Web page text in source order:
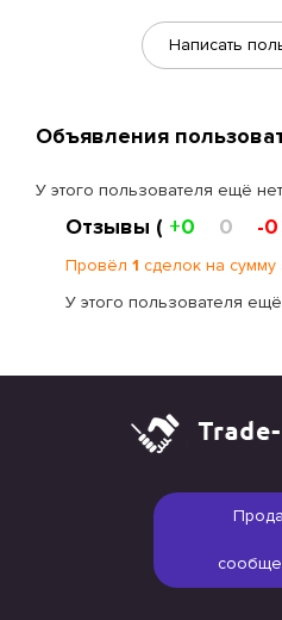
Написать
Объявления
У этого пользователя ещё
Отзывы ( +0 0 -0
Провёл 1 сделок на сумму
У этого пользователя